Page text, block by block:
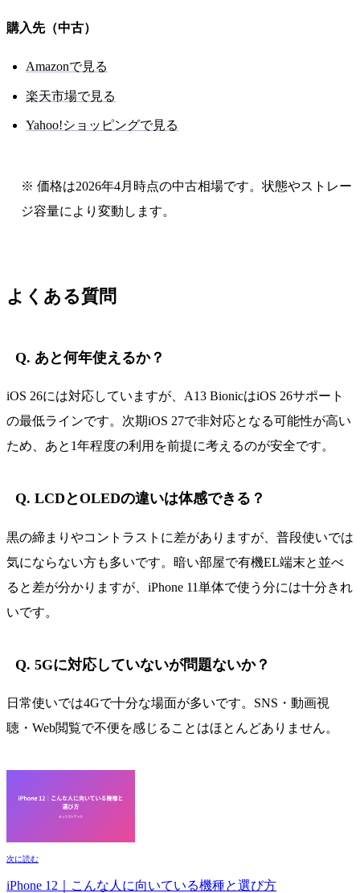
購入先（中古）
Amazonで見る
楽天市場で見る
Yahoo!ショッピングで見る
※ 価格は2026年4月時点の中古相場です。状態やストレー
ジ容量により変動します。
よくある質問
Q. あと何年使えるか？
iOS 26には対応していますが、A13 BionicはiOS 26サポート
の最低ラインです。次期iOS 27で非対応となる可能性が高い
ため、あと1年程度の利用を前提に考えるのが安全です。
Q. LCDとOLEDの違いは体感できる？
黒の締まりやコントラストに差がありますが、普段使いでは
気にならない方も多いです。暗い部屋で有機EL端末と並べ
ると差が分かりますが、iPhone 11単体で使う分には十分きれ
いです。
Q. 5Gに対応していないが問題ないか？
日常使いでは4Gで十分な場面が多いです。SNS・動画視
聴・Web閲覧で不便を感じることはほとんどありません。
次に読む
iPhone 12｜こんな人に向いている機種と選び方